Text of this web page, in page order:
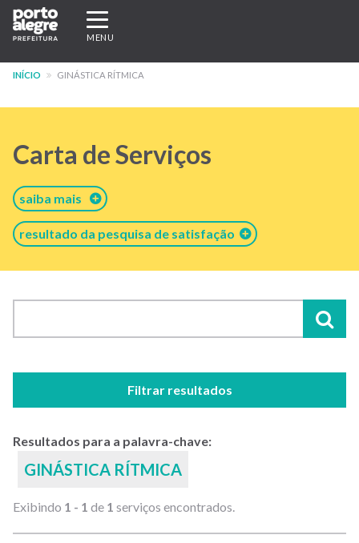
Pular
para
conteúdo
Expandir/recolher
navegação
MENU
INÍCIO GINÁSTICA RÍTMICA
Carta de Serviços
saiba mais
resultado da pesquisa de satisfação
Filtrar resultados
Resultados para a palavra-chave:
GINÁSTICA RÍTMICA
Exibindo 1 - 1 de 1 serviços encontrados.